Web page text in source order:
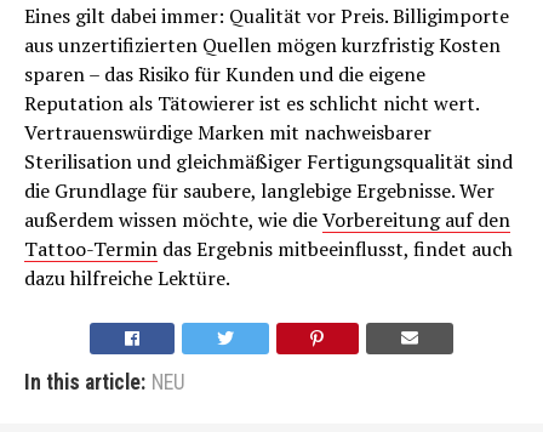
Eines gilt dabei immer: Qualität vor Preis. Billigimporte
aus unzertifizierten Quellen mögen kurzfristig Kosten
sparen – das Risiko für Kunden und die eigene
Reputation als Tätowierer ist es schlicht nicht wert.
Vertrauenswürdige Marken mit nachweisbarer
Sterilisation und gleichmäßiger Fertigungsqualität sind
die Grundlage für saubere, langlebige Ergebnisse. Wer
außerdem wissen möchte, wie dieVorbereitung auf den
Tattoo-Termin das Ergebnis mitbeeinflusst, findet auch
dazu hilfreiche Lektüre.
In this article: NEU